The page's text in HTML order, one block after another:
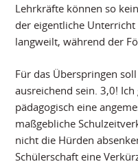
Lehrkräfte können so
der eigentliche
langweilt, während der
Für das Überspringen
ausreichend sein. 3,0!
pädagogisch eine
maßgebliche
nicht die Hürden
Schülerschaft eine